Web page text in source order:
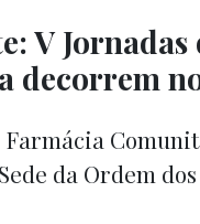
V
decorrem
Farmácia
da Ordem